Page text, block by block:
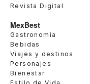
Revista Digital
MexBest
Gastronomía
Bebidas
Viajes y destinos
Personajes
Bienestar